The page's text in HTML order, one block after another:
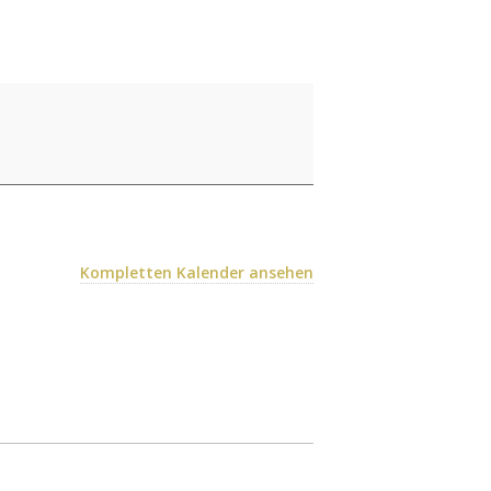
Kompletten Kalender ansehen